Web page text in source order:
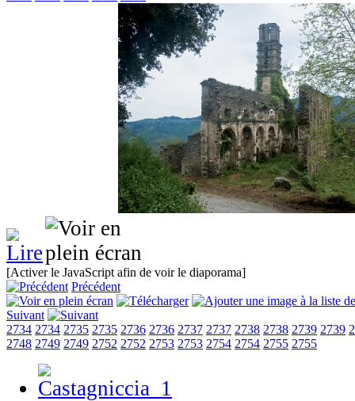
[Activer le JavaScript afin de voir le diaporama]
Précédent
Suivant
2734 2734 2735 2735 2736 2736 2737 2737 2738 2738 2739 2739
2748 2749 2749 2752 2752 2753 2753 2754 2754 2755 2755